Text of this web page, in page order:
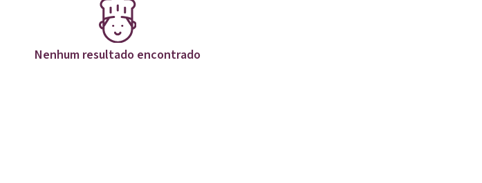
Nenhum resultado encontrado